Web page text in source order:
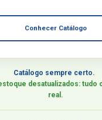
Conhecer Catálogo
Catálogo sempre certo.
desatualizados: tudo
real.